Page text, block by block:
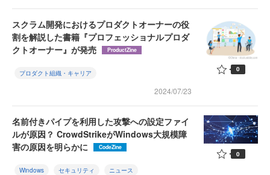
スクラム開発におけるプロダクトオーナーの役
割を解説した書籍『プロフェッショナルプロダ
クトオーナー』が発売
ProductZine
プロダクト組織・キャリア
2024/07/23
0
名前付きパイプを利用した攻撃への設定ファイ
ルが原因？ CrowdStrikeがWindows大規模障
害の原因を明らかに
CodeZine
Windows セキュリティ ニュース
0